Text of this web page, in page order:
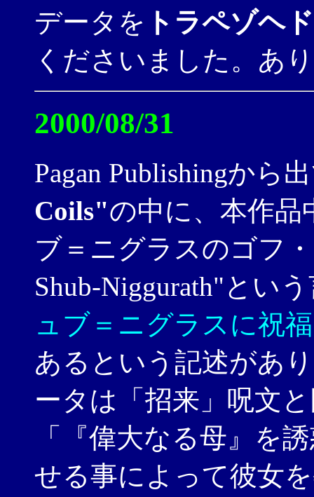
データを トラペゾヘ
くださいました。あ
2000/08/31
Pagan Publishingから
Coils"の中に、本作品
ブ＝ニグラスのゴフ
Shub-Niggurath"とい
ュブ＝ニグラスに祝
あるという記述があ
ータは「招来」呪文
「『偉大なる母』を
せる事によって彼女